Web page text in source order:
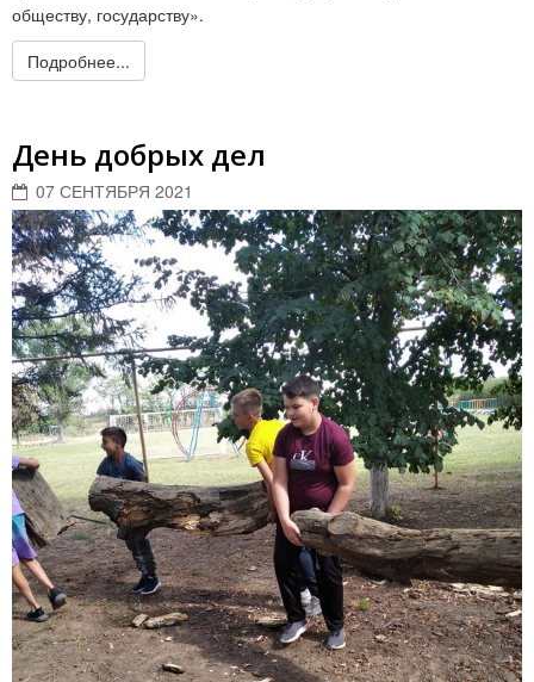
обществу, государству».
Подробнее...
День добрых дел
07 СЕНТЯБРЯ 2021